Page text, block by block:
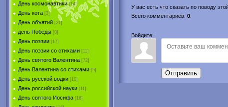
День космонавтики [14]
День кота [3]
День объятий [21]
день Победы [0]
День поэзии [17]
День поэзии со стихами [11]
День святого Валентина [72]
День Валентина со стихами [5]
День русской водки [10]
День российской науки [11]
День святого Иосифа [16]
У вас есть что сказать по поводу
Всего комментариев: 0
Войдите:
Отправить